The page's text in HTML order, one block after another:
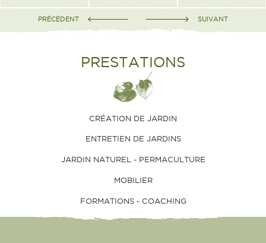
PRÉCÉDENT SUIVANT
PRESTATIONS
CRÉATION DE JARDIN
ENTRETIEN DE JARDINS
JARDIN NATUREL - PERMACULTURE
MOBILIER
FORMATIONS - COACHING